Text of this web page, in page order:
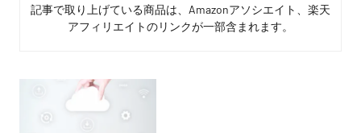
記事で取り上げている商品は、Amazonアソシエイト、楽天
アフィリエイトのリンクが一部含まれます。